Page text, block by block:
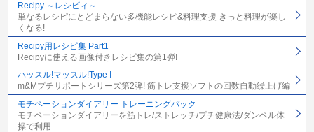
Recipy ～レシピィ～
単なるレシピにとどまらない多機能レシピ&料理支援 きっと料理が楽し
くなる!
Recipy用レシピ集 Part1
Recipyに使える画像付きレシピ集の第1弾!
ハッスル!マッスル!Type I
m&Mプチサポートシリーズ第2弾! 筋トレ支援ソフトの回数自動繰上げ編
モチベーションダイアリー トレーニングパック
モチベーションダイアリーを筋トレ/ストレッチ/プチ健康法/ダンベル体
操で利用